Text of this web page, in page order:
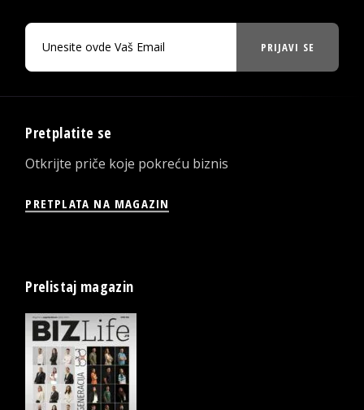
PRIJAVI SE
Pretplatite se
Otkrijte priče koje pokreću biznis
PRETPLATA NA MAGAZIN
Prelistaj magazin